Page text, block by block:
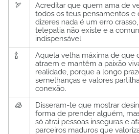
🏹
Acreditar que quem ama de
todos os teus pensamentos e
dizeres nada é um erro
telepatia não existe e a
indispensável.
🍾
Aquela velha máxima de que
atraem e mantêm a paixão
realidade, porque a longo
semelhanças e valores
conexão.
🧊
Disseram-te que mostrar
forma de prender alguém,
só atrai pessoas inseguras e
parceiros maduros que